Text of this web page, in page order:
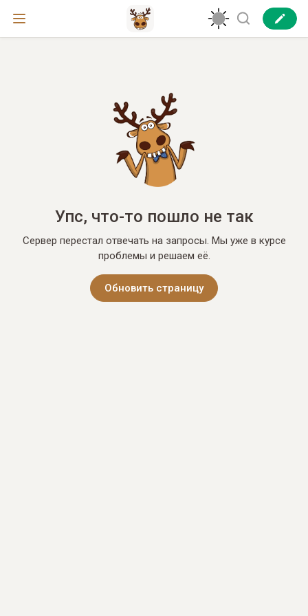
Упс, что-то пошло не так
Сервер перестал отвечать на запросы. Мы уже в курсе
проблемы и решаем её.
Обновить страницу